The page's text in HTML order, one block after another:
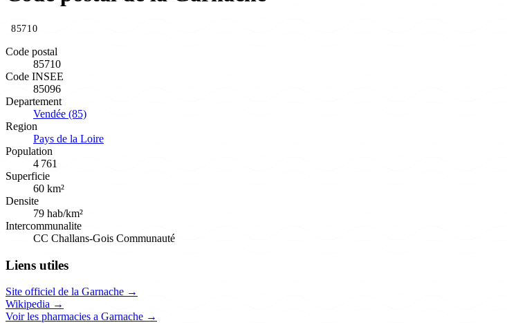
85710
Code postal
85710
Code INSEE
85096
Departement
Vendée (85)
Region
Pays de la Loire
Population
4 761
Superficie
60 km²
Densite
79 hab/km²
Intercommunalite
CC Challans-Gois Communauté
Liens utiles
Site officiel de la Garnache →
Wikipedia →
Voir les pharmacies a Garnache →